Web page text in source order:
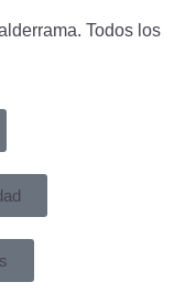
Todos los